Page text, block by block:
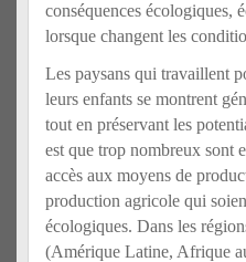
conséquences écologiques,
lorsque changent les
Les paysans qui travaillent
leurs enfants se montrent
tout en préservant les
est que trop nombreux sont
accès aux moyens de
production agricole qui
écologiques. Dans les
(Amérique Latine, Afrique